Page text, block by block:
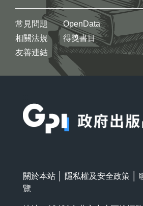
常見問題
相關法規
友善連結
OpenData
得獎書目
關於本站 隱私權及安全政策
覽